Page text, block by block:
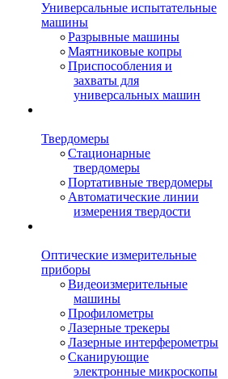
Универсальные испытательные
машины
Разрывные машины
Маятниковые копры
Приспособления и
захваты для
универсальных машин
Твердомеры
Стационарные
твердомеры
Портативные твердомеры
Автоматические линии
измерения твердости
Оптические измерительные
приборы
Видеоизмерительные
машины
Профилометры
Лазерные трекеры
Лазерные интерферометры
Сканирующие
электронные микроскопы